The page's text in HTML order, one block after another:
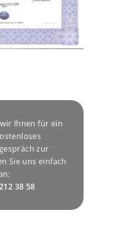
Ihnen für ein
zur
Sie uns einfach
38 58